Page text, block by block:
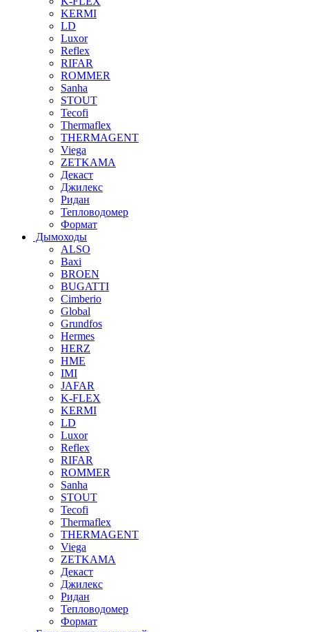
KERMI
LD
Luxor
Reflex
RIFAR
ROMMER
Sanha
STOUT
Tecofi
Thermaflex
THERMAGENT
Viega
ZETKAMA
Декаст
Джилекс
Ридан
Тепловодомер
Формат
Дымоходы
ALSO
Baxi
BROEN
BUGATTI
Cimberio
Global
Grundfos
Hermes
HERZ
HME
IMI
JAFAR
K-FLEX
KERMI
LD
Luxor
Reflex
RIFAR
ROMMER
Sanha
STOUT
Tecofi
Thermaflex
THERMAGENT
Viega
ZETKAMA
Декаст
Джилекс
Ридан
Тепловодомер
Формат